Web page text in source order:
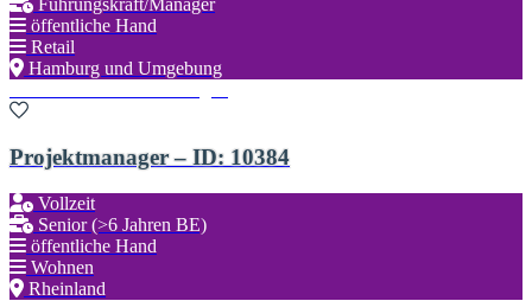
öffentliche Hand
Retail
Hamburg und Umgebung
Projektmanager – ID: 10384
Vollzeit
Senior (>6 Jahren BE)
öffentliche Hand
Wohnen
Rheinland